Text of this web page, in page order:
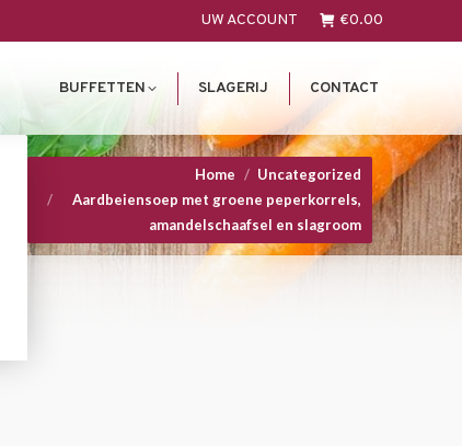
UW ACCOUNT €0.00
BUFFETTEN SLAGERIJ CONTACT
You are here: Home
Uncategorized
Aardbeiensoep met groene peperkorrels,
amandelschaafsel en slagroom